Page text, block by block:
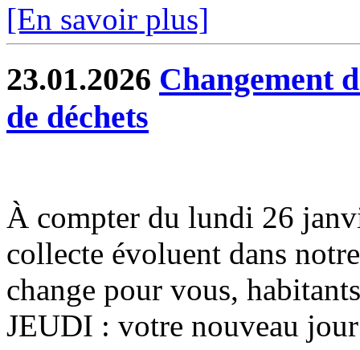
[En savoir plus]
23.01.2026 Changement
de déchets
À compter du lundi 26
collecte évoluent dans
change pour vous,
JEUDI : votre nouveau